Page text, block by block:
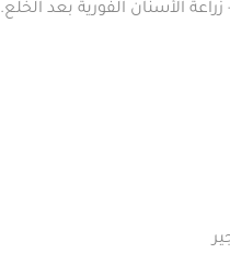
الأسنان الفورية بعد الخلع.